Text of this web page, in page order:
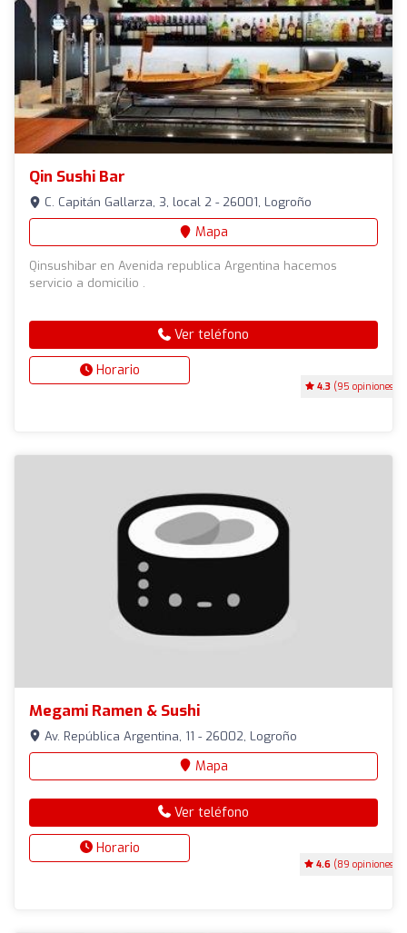
Qin Sushi Bar
4.3 (95 opiniones)
C. Capitán Gallarza, 3, local 2 - 26001, Logroño
Mapa
Qinsushibar en Avenida republica Argentina hacemos
servicio a domicilio .
Ver teléfono
Horario
Megami Ramen & Sushi
4.6 (89 opiniones)
Av. República Argentina, 11 - 26002, Logroño
Mapa
Ver teléfono
Horario